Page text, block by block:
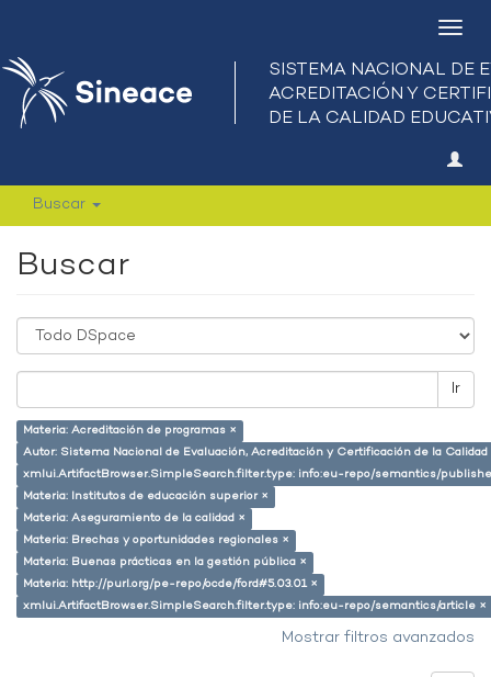
Buscar
Buscar
Ir
Materia: Acreditación de programas ×
Autor: Sistema Nacional de Evaluación, Acreditación y Certificación de la
xmlui.ArtifactBrowser.SimpleSearch.filter.type: info:eu-repo/semantics/
Materia: Institutos de educación superior ×
Materia: Aseguramiento de la calidad ×
Materia: Brechas y oportunidades regionales ×
Materia: Buenas prácticas en la gestión pública ×
Materia: http://purl.org/pe-repo/ocde/ford#5.03.01 ×
xmlui.ArtifactBrowser.SimpleSearch.filter.type: info:eu-repo/semantics/article ×
Mostrar filtros avanzados